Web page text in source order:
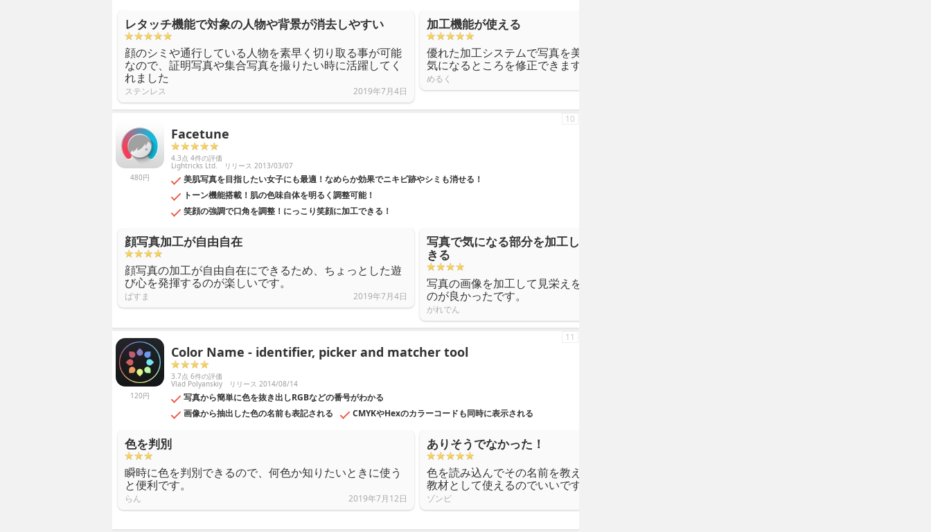
レタッチ機能で対象の人物や背景が消去しやすい
顔のシミや通行している人物を素早く切り取る事が可能
なので、証明写真や集合写真を撮りたい時に活躍してく
れました
ステンレス 2019年7月4日
加工機能が使える
優れた加工システムで写真を美しく仕上げてくれます。
気になるところを修正できます。
めるく
480円
Facetune
4.3点 4件の評価
Lightricks Ltd. リリース 2013/03/07
美肌写真を目指したい女子にも最適！なめらか効果でニキビ跡やシミも消せる！
トーン機能搭載！肌の色味自体を明るく調整可能！
笑顔の強調で口角を調整！にっこり笑顔に加工できる！
10
顔写真加工が自由自在
顔写真の加工が自由自在にできるため、ちょっとした遊
び心を発揮するのが楽しいです。
ばすま 2019年7月4日
写真で気になる部分を加工して綺麗に見せる事がで
きる
写真の画像を加工して見栄えを自分好みに簡単にできた
のが良かったです。
がれでん
120円
Color Name - identifier, picker and matcher tool
3.7点 6件の評価
Vlad Polyanskiy リリース 2014/08/14
写真から簡単に色を抜き出しRGBなどの番号がわかる
画像から抽出した色の名前も表記される
CMYKやHexのカラーコードも同時に表示される
11
色を判別
瞬時に色を判別できるので、何色か知りたいときに使う
と便利です。
らん 2019年7月12日
ありそうでなかった！
色を読み込んでその名前を教えてくれるので、美術の副
教材として使えるのでいいですね！
ゾンビ